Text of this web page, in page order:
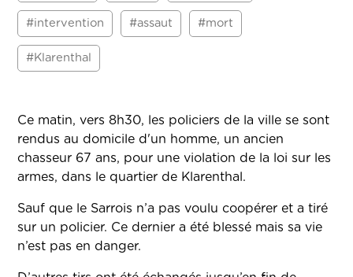
#intervention #assaut #mort
#Klarenthal
Ce matin, vers 8h30, les policiers de la ville se sont
rendus au domicile d'un homme, un ancien
chasseur 67 ans, pour une violation de la loi sur les
armes, dans le quartier de Klarenthal.
Sauf que le Sarrois n’a pas voulu coopérer et a tiré
sur un policier. Ce dernier a été blessé mais sa vie
n’est pas en danger.